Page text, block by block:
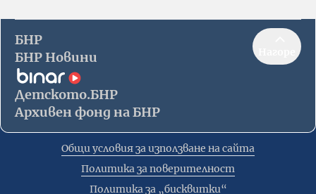
БНР
БНР Новини
Детското.БНР
Архивен фонд на БНР
Общи условия за използване на сайта
Политика за поверителност
Политика за „бисквитки“